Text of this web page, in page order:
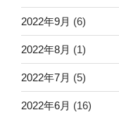
2022年9月 (6)
2022年8月 (1)
2022年7月 (5)
2022年6月 (16)